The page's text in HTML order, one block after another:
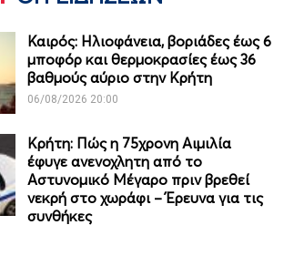
Καιρός: Ηλιοφάνεια, βοριάδες έως 6
μποφόρ και θερμοκρασίες έως 36
βαθμούς αύριο στην Κρήτη
06/08/2026 20:00
Κρήτη: Πώς η 75χρονη Αιμιλία
έφυγε ανενοχλητη από το
Αστυνομικό Μέγαρο πριν βρεθεί
νεκρή στο χωράφι – Έρευνα για τις
συνθήκες